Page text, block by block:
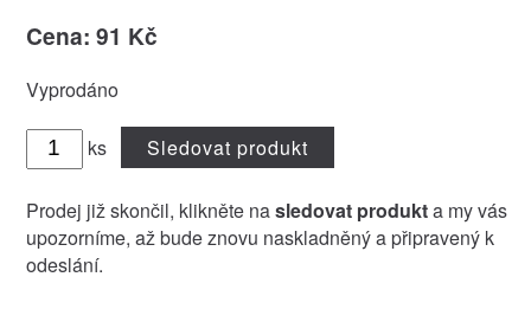
Cena: 91 Kč
Vyprodáno
ks Sledovat produkt
Prodej již skončil, klikněte nasledovat produkta my vás
upozorníme, až bude znovu naskladněný a připravený k
odeslání.